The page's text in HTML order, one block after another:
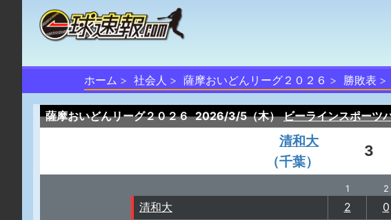
ホーム 社会人 薩摩おいどんリーグ２０２６ 勝敗表
薩摩おいどんリーグ２０２６ 2026/3/5（木） ビーラインスポーツ
清和大
（千葉）
3
1 2
清和大 2 0